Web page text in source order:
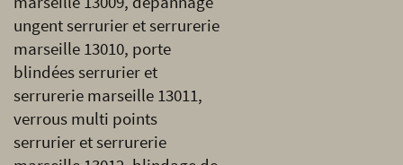
ungent serrurier et serrurerie
marseille 13010, porte
blindées serrurier et
serrurerie marseille 13011,
verrous multi points
serrurier et serrurerie